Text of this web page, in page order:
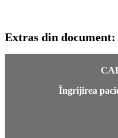
Extras din document:
Îngrijirea